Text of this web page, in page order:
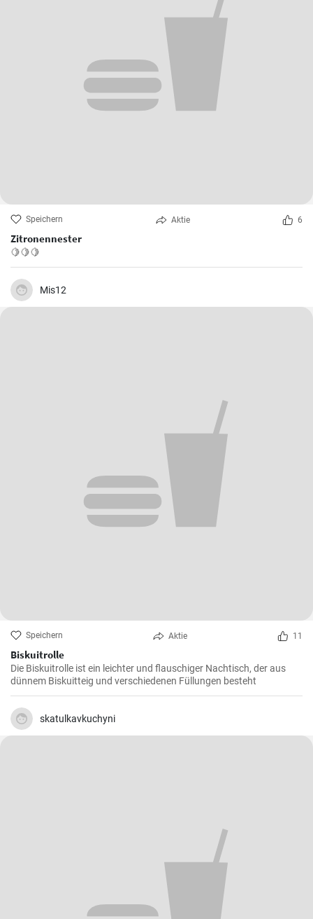
Speichern Aktie 6
Zitronennester
🍋🍋🍋
Mis12
Speichern Aktie 11
Biskuitrolle
Die Biskuitrolle ist ein leichter und flauschiger Nachtisch, der aus
dünnem Biskuitteig und verschiedenen Füllungen besteht
skatulkavkuchyni